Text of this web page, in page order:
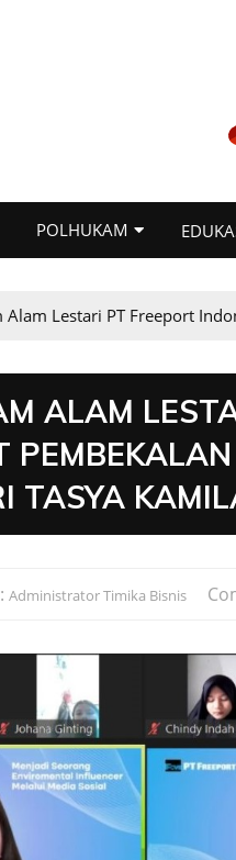
POLHUKAM
Alam Lestari PT Freeport
ALAM
TASYA
Administrator Timika Bisnis